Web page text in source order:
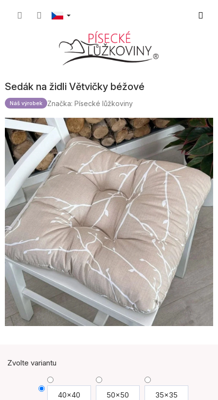
Sedák na židli Větvičky béžové
Náš výrobek Značka: Písecké lůžkoviny
Zvolte variantu
40x40 50x50 35x35